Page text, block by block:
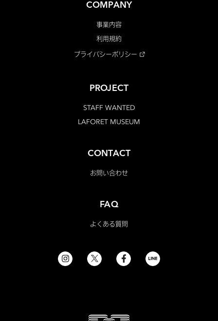
COMPANY
事業内容
利用規約
プライバシーポリシー
PROJECT
STAFF WANTED
LAFORET MUSEUM
CONTACT
お問い合わせ
FAQ
よくある質問